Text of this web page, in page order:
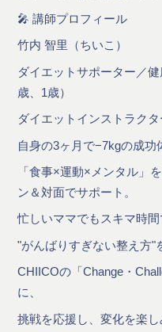
🎤 講師プロフィール
竹内 智里（ちいこ）
ダイエットサポーター／
歳、1歳）
ダイエットインストラクタ
自身の3ヶ月で−7kgの成功
「食事×運動×メンタル」
ン＆対面でサポート。
忙しいママでもスキマ時
"がんばりすぎない整え方"
CHIICOの「Change・
に、
挑戦を応援し、変化を楽